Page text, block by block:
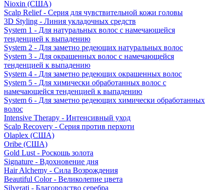
Nioxin (США)
Scalp Relief - Серия для чувствительной кожи головы
3D Styling - Линия укладочных средств
System 1 - Для натуральных волос с намечающейся
тенденцией к выпадению
System 2 - Для заметно редеющих натуральных волос
System 3 - Для окрашенных волос с намечающейся
тенденцией к выпадению
System 4 - Для заметно редеющих окрашенных волос
System 5 - Для химически обработанных волос с
намечающейся тенденцией к выпадению
System 6 - Для заметно редеющих химически обработанных
волос
Intensive Therapy - Интенсивный уход
Scalp Recovery - Серия против перхоти
Olaplex (США)
Oribe (США)
Gold Lust - Роскошь золота
Signature - Вдохновение дня
Hair Alchemy - Сила Возрождения
Beautiful Color - Великолепие цвета
Silverati - Благородство серебра